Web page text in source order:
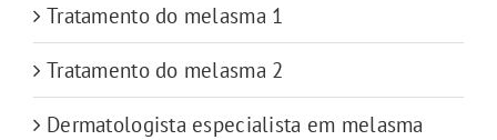
Tratamento do melasma 1
Tratamento do melasma 2
Dermatologista especialista em melasma